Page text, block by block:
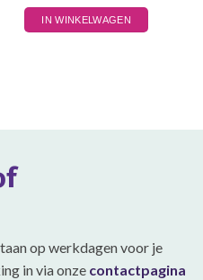
IN WINKELWAGEN
op werkdagen voor je
in via onze contactpagina